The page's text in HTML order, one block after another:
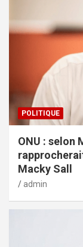
POLITIQUE
ONU : selon
Macky Sall
admin